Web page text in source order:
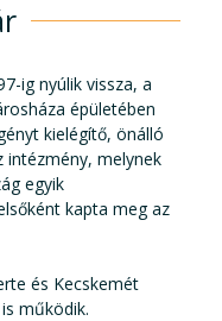
ig nyúlik vissza, a
épületében
kielégítő, önálló
intézmény, melynek
egyik
kapta meg az
és Kecskemét
működik.